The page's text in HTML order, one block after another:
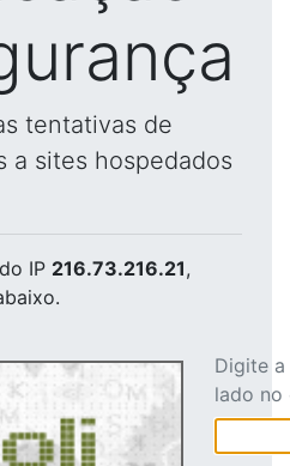
tentativas de
a sites hospedados
do IP 216.73.216.21,
Digite
lado no